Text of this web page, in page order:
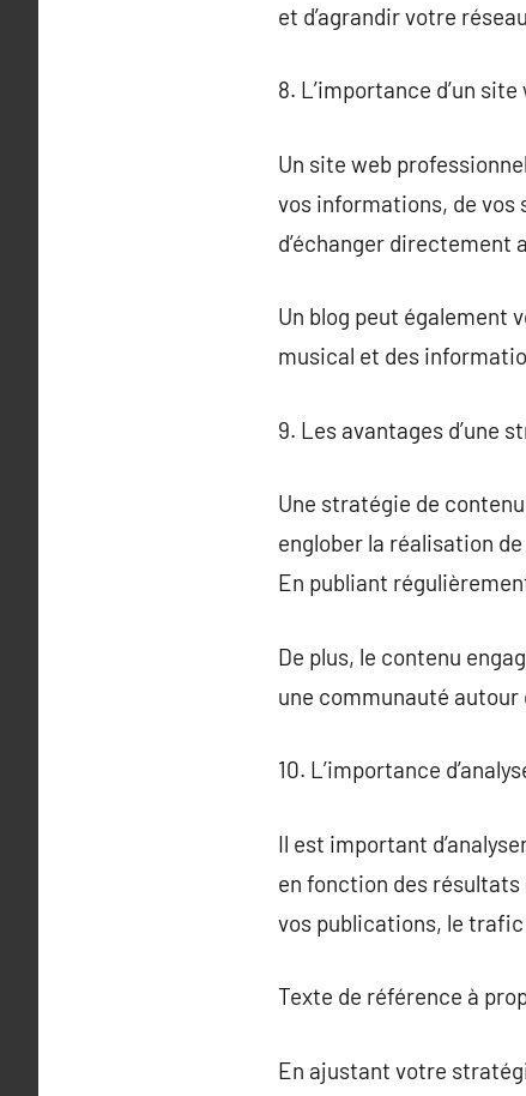
et d’agrandir votre
8. L’importance d’un
Un site web
vos informations, de vos
d’échanger directement
Un blog peut également
musical et des
9. Les avantages d’une
Une stratégie de
englober la réalisation
En publiant
De plus, le contenu
une communauté autour
10. L’importance
Il est important
en fonction des résultats
vos publications, le
Texte de référence à
En ajustant votre